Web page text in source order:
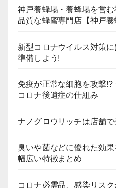
神戸養蜂場・養蜂場を営
品質な蜂蜜専門店【神戸養
新型コロナウイルス対策
準備しよう!
免疫が正常な細胞を攻撃!?
コロナ後遺症の仕組み
ナノグロウリッチは店舗
臭いや菌などに優れた効
幅広い特徴まとめ
コロナ必需品、感染リス